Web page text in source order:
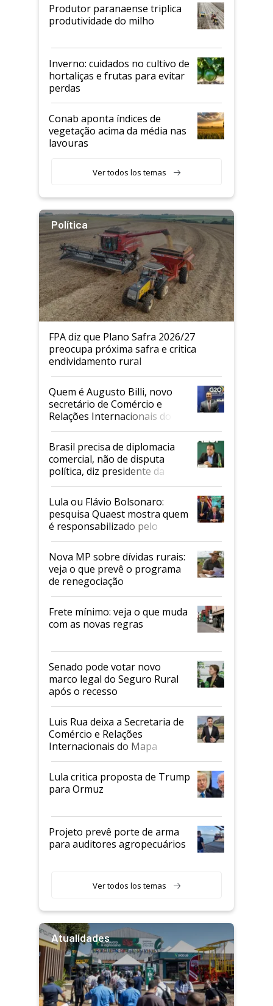
Produtor paranaense triplica
produtividade do milho
Inverno: cuidados no cultivo de
hortaliças e frutas para evitar
perdas
Conab aponta índices de
vegetação acima da média nas
lavouras
Ver todos los temas
Política
FPA diz que Plano Safra 2026/27
preocupa próxima safra e critica
endividamento rural
Quem é Augusto Billi, novo
secretário de Comércio e
Relações Internacionais do
Mapa
Brasil precisa de diplomacia
comercial, não de disputa
política, diz presidente da
Faesp
Lula ou Flávio Bolsonaro:
pesquisa Quaest mostra quem
é responsabilizado pelo
tarifaço dos EUA
Nova MP sobre dívidas rurais:
veja o que prevê o programa
de renegociação
Frete mínimo: veja o que muda
com as novas regras
Senado pode votar novo
marco legal do Seguro Rural
após o recesso
Luis Rua deixa a Secretaria de
Comércio e Relações
Internacionais do Mapa
Lula critica proposta de Trump
para Ormuz
Projeto prevê porte de arma
para auditores agropecuários
Ver todos los temas
Atualidades